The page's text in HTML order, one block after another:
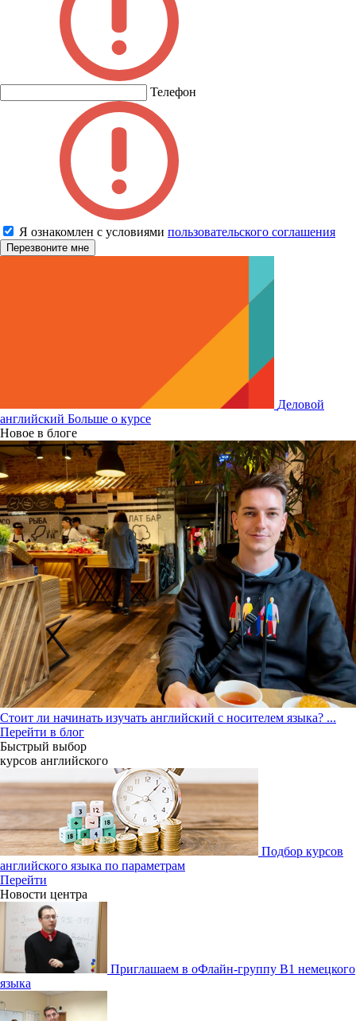
Телефон
Я ознакомлен с условиями пользовательского соглашения
Деловой
английский Больше о курсе
Новое в блоге
Стоит ли начинать изучать английский с носителем языка? ...
Перейти в блог
Быстрый выбор
курсов английcкого
Подбор курсов
английского языка по параметрам
Перейти
Новости центра
Приглашаем в оФлайн-группу В1 немецкого
языка